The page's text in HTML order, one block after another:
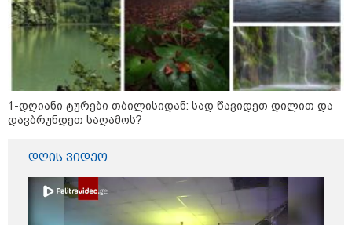
1-დღიანი ტურები თბილისიდან:
სად წავიდეთ დილით და
დავბრუნდეთ საღამოს?
1-დღიანი ტურები თბილისიდან: სად წავიდეთ დილით და
დავბრუნდეთ საღამოს?
დღის ვიდეო